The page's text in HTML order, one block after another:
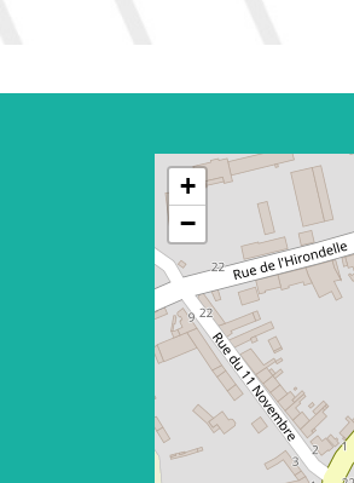
+
−